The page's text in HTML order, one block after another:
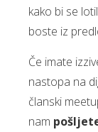
kako bi se
boste iz
Če imate
nastopa na
članski
nam